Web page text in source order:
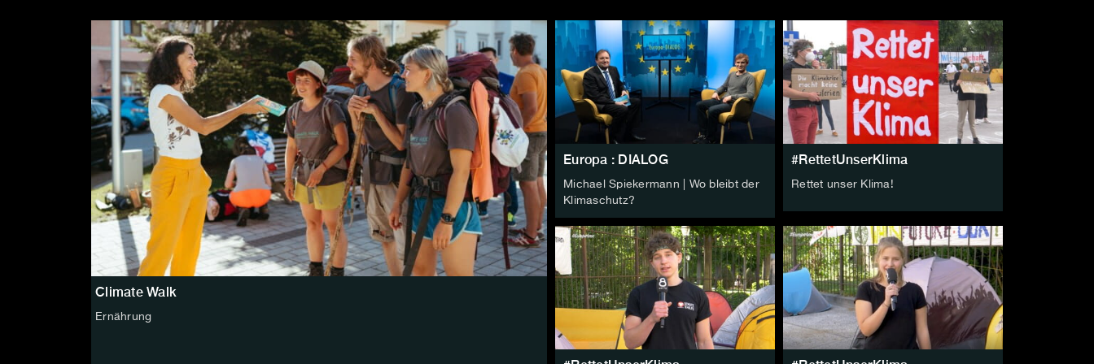
Climate Walk
Ernährung
Europa : DIALOG
Michael Spiekermann | Wo bleibt der
Klimaschutz?
#RettetUnserKlima
Rettet unser Klima!